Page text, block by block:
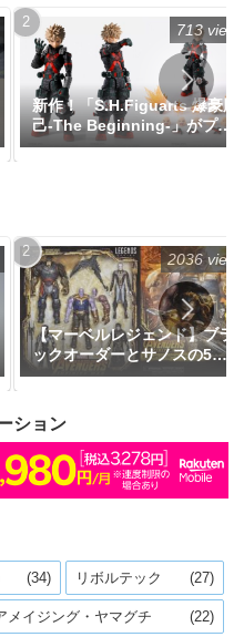
新作！「S.H.Figuarts 爆豪勝
己-The Beginning-」がプレ
ミアムバンダイで予約開始！
713
【マーベルレジェンド】ブラ
ックオーダーとサノスの5パ
ックセットが米Amazon限定
2036
ション
(34) リボルテック (27)
メイジング・ヤマグチ (22)